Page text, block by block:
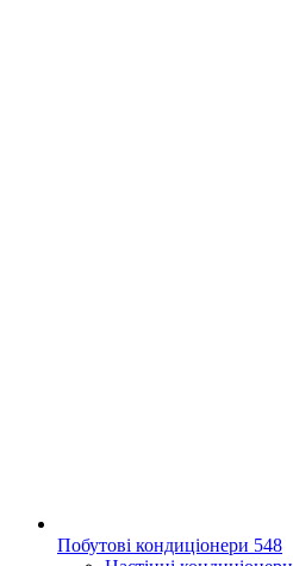
Побутові кондиціонери 548